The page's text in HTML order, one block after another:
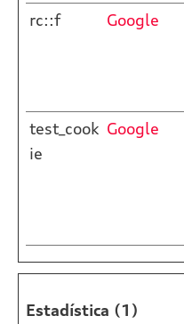
rc::f Google
test_cook
ie
Google
Estadística (1)